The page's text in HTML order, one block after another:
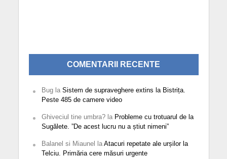
COMENTARII RECENTE
Bugla Sistem de supraveghere extins la Bistrița.
Peste 485 de camere video
Ghiveciul tine umbra?la Probleme cu trotuarul de la
Sugălete. ”De acest lucru nu a știut nimeni”
Balanel si Miaunel la Atacuri repetate ale urșilor la
Telciu. Primăria cere măsuri urgente